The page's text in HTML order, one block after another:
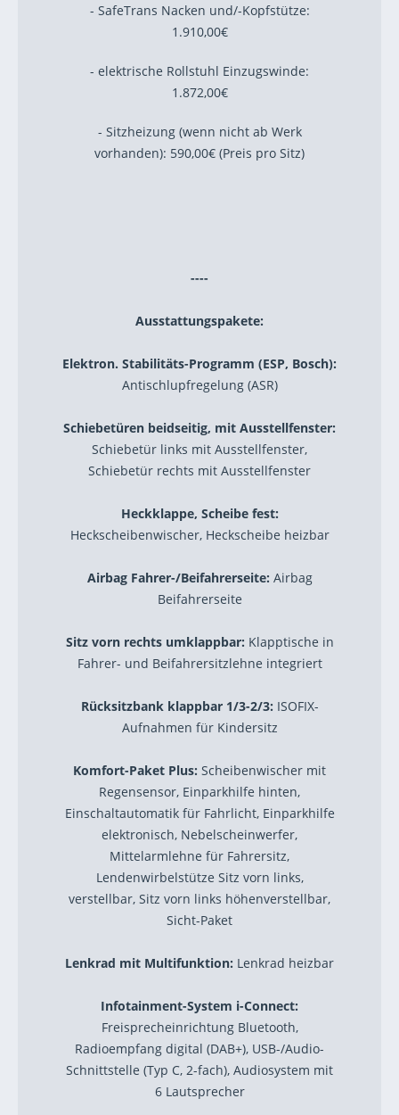
- SafeTrans Nacken und/-Kopfstütze:
1.910,00€
- elektrische Rollstuhl Einzugswinde:
1.872,00€
- Sitzheizung (wenn nicht ab Werk
vorhanden): 590,00€ (Preis pro Sitz)
----
Ausstattungspakete:
Elektron. Stabilitäts-Programm (ESP, Bosch):
Antischlupfregelung (ASR)
Schiebetüren beidseitig, mit Ausstellfenster:
Schiebetür links mit Ausstellfenster,
Schiebetür rechts mit Ausstellfenster
Heckklappe, Scheibe fest:
Heckscheibenwischer, Heckscheibe heizbar
Airbag Fahrer-/Beifahrerseite: Airbag
Beifahrerseite
Sitz vorn rechts umklappbar: Klapptische in
Fahrer- und Beifahrersitzlehne integriert
Rücksitzbank klappbar 1/3-2/3: ISOFIX-
Aufnahmen für Kindersitz
Komfort-Paket Plus: Scheibenwischer mit
Regensensor, Einparkhilfe hinten,
Einschaltautomatik für Fahrlicht, Einparkhilfe
elektronisch, Nebelscheinwerfer,
Mittelarmlehne für Fahrersitz,
Lendenwirbelstütze Sitz vorn links,
verstellbar, Sitz vorn links höhenverstellbar,
Sicht-Paket
Lenkrad mit Multifunktion: Lenkrad heizbar
Infotainment-System i-Connect:
Freisprecheinrichtung Bluetooth,
Radioempfang digital (DAB+), USB-/Audio-
Schnittstelle (Typ C, 2-fach), Audiosystem mit
6 Lautsprecher